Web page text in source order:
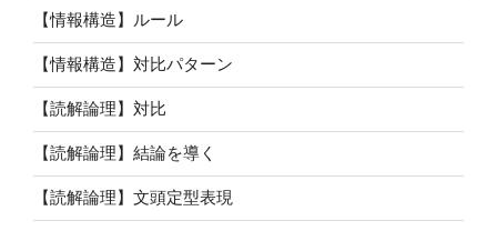
【情報構造】ルール
【情報構造】対比パターン
【読解論理】対比
【読解論理】結論を導く
【読解論理】文頭定型表現